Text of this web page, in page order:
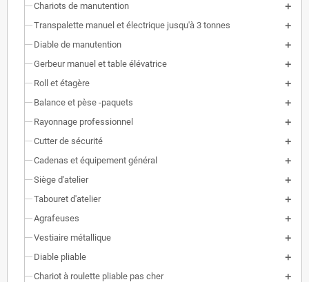
Chariots de manutention
Transpalette manuel et électrique jusqu'à 3 tonnes
Diable de manutention
Gerbeur manuel et table élévatrice
Roll et étagère
Balance et pèse -paquets
Rayonnage professionnel
Cutter de sécurité
Cadenas et équipement général
Siège d'atelier
Tabouret d'atelier
Agrafeuses
Vestiaire métallique
Diable pliable
Chariot à roulette pliable pas cher